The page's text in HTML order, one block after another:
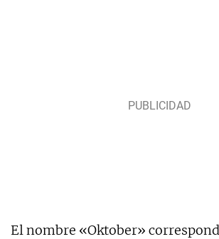
El nombre «Oktober»